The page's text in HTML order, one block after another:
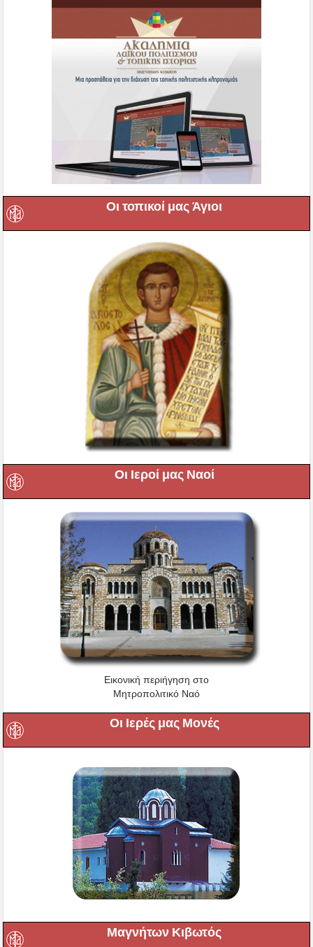
Οι τοπικοί μας Άγιοι
Οι Ιεροί μας Ναοί
Εικονική περιήγηση στο
Μητροπολιτικό Ναό
Οι Ιερές μας Μονές
Μαγνήτων Κιβωτός